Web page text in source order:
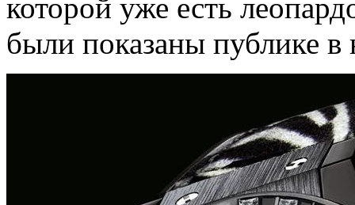
которой уже есть
были показаны публике в